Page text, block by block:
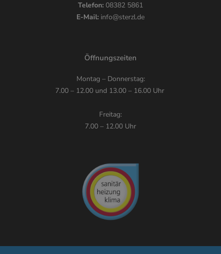
Telefon: 08382 5861
E-Mail: info@sterzl.de
Öffnungszeiten
Montag – Donnerstag:
7.00 – 12.00 und 13.00 – 16.00 Uhr
Freitag:
7.00 – 12.00 Uhr